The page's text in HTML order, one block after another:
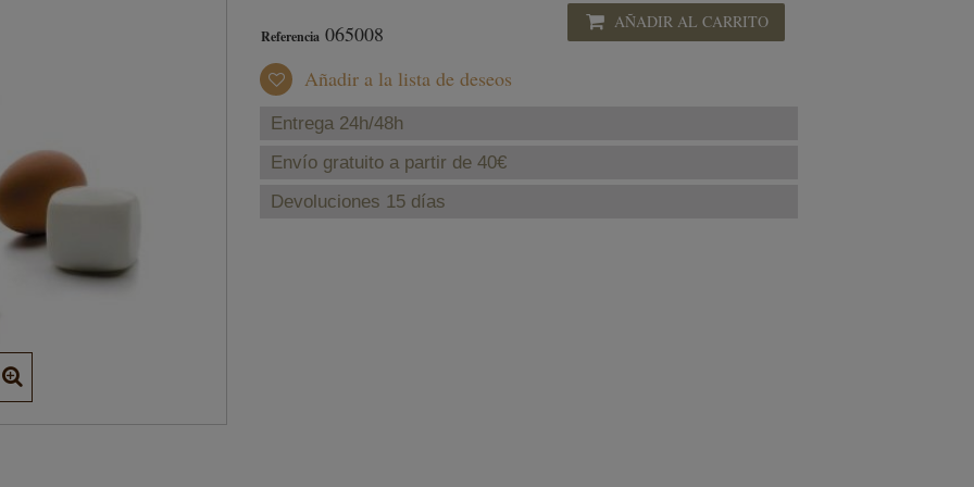
Referencia 065008 AÑADIR AL CARRITO
Añadir a la lista de deseos
Entrega 24h/48h
Envío gratuito a partir de 40€
Devoluciones 15 días